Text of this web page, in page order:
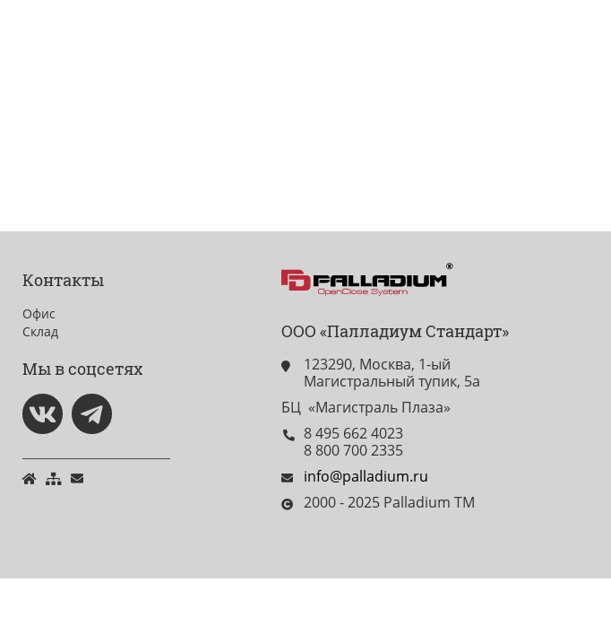
Контакты
Офис
Склад
Мы в соцсетях
ООО «Палладиум Стандарт»
123290, Москва, 1-ый
Магистральный тупик, 5а
БЦ «Магистраль Плаза»
8 495 662 4023
8 800 700 2335
info@palladium.ru
2000 - 2025 Palladium TM